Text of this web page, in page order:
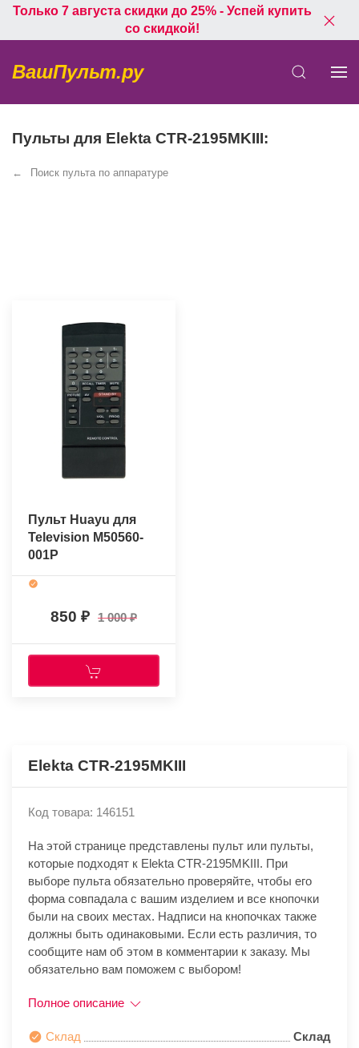
Только 7 августа скидки до 25% - Успей купить
со скидкой!
ВашПульт.ру
Пульты для Elekta CTR-2195MKIII:
Поиск пульта по аппаратуре
Пульт Huayu для
Television M50560-
001P
850 1 000
Elekta CTR-2195MKIII
Код товара: 146151
На этой странице представлены пульт или пульты,
которые подходят к Elekta CTR-2195MKIII. При
выборе пульта обязательно проверяйте, чтобы его
форма совпадала с вашим изделием и все кнопочки
были на своих местах. Надписи на кнопочках также
должны быть одинаковыми. Если есть различия, то
сообщите нам об этом в комментарии к заказу. Мы
обязательно вам поможем с выбором!
Полное описание
Склад Склад